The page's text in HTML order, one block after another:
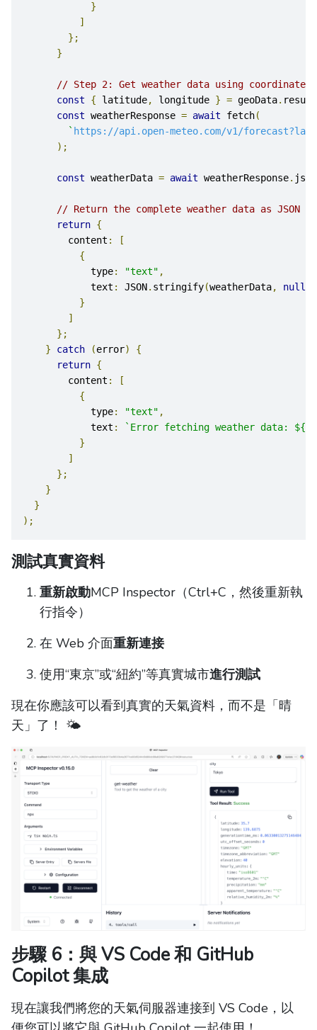
}
]
};
}
// Step 2: Get weather data using coordinates
const
{ latitude, longitude } = geoData.
const weatherResponse = await fetch(
` https://api.open-meteo.com/v1/
);
const weatherData = await weatherResponse. json
// Return the complete weather data as JSON
return {
        content
:
[
{
            type
: "text" ,
            text
: JSON. stringify(weatherData, null
}
]
};
}
catch (error)
{
return {
        content
:
[
{
            type
: "text" ,
            text
:
`Error fetching weather data:
}
]
};
}
}
);
測試真實資料
重新啟動MCP Inspector（Ctrl+C，然後重新執
行指令）
在 Web 介面重新連接
使用“東京”或“紐約”等真實城市進行測試
現在你應該可以看到真實的天氣資料，而不是「晴
天」了！ 🌤️
步驟 6：與 VS Code 和 GitHub
Copilot 集成
現在讓我們將您的天氣伺服器連接到 VS Code，以